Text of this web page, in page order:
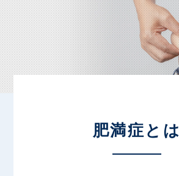
アートメイク
肥満症とは